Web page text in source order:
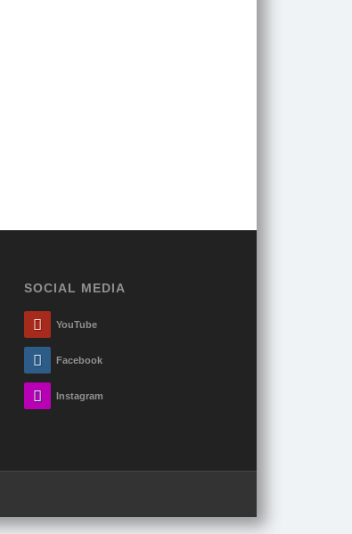
SOCIAL MEDIA
YouTube
Facebook
Instagram